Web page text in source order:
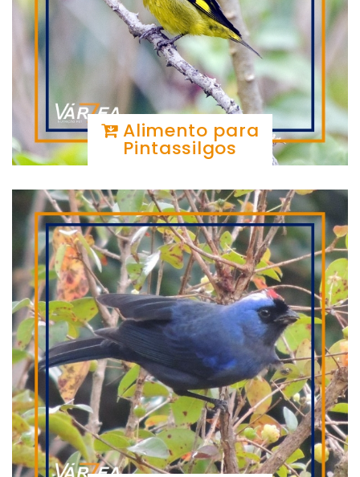
Alimento para
Pintassilgos